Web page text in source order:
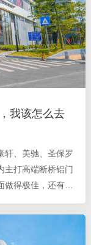
我该怎么去
轩、美驰、圣保罗
主打高端断桥铝门
得极佳，还有国